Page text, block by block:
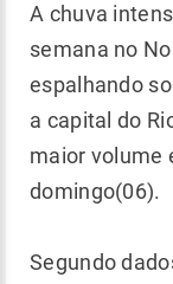
A chuva
semana no
espalhando
a capital do
maior volume
domingo(06).
Segundo